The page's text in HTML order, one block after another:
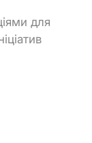
для